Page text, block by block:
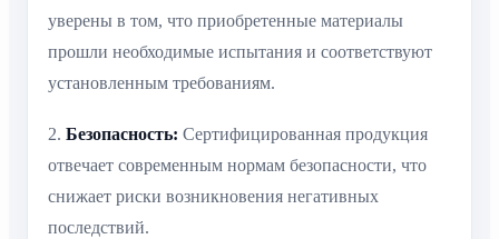
уверены в том, что приобретенные материалы
прошли необходимые испытания и соответствуют
установленным требованиям.
2. Безопасность: Сертифицированная продукция
отвечает современным нормам безопасности, что
снижает риски возникновения негативных
последствий.